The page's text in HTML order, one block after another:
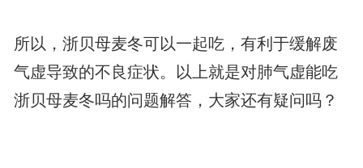
所以，浙贝母麦冬可以一起吃，有利于缓解废
气虚导致的不良症状。以上就是对肺气虚能吃
浙贝母麦冬吗的问题解答，大家还有疑问吗？